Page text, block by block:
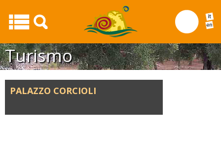
Turismo
PALAZZO CORCIOLI